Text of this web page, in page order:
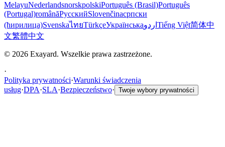
MelayuNederlandsnorskpolskiPortuguês (Brasil)Português
(Portugal)românăРусскийSlovenčinaсрпски
(ћирилица)SvenskaไทยTürkçeУкраїнськаاردو Tiếng Việt简体中
文繁體中文
© 2026 Exayard. Wszelkie prawa zastrzeżone.
·
Polityka prywatności·Warunki świadczenia
usług·DPA·SLA·Bezpieczeństwo· Twoje wybory prywatności